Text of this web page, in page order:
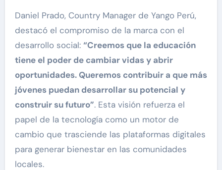
Daniel Prado, Country Manager de Yango Perú,
destacó el compromiso de la marca con el
desarrollo social: “Creemos que la educación
tiene el poder de cambiar vidas y abrir
oportunidades. Queremos contribuir a que más
jóvenes puedan desarrollar su potencial y
construir su futuro”. Esta visión refuerza el
papel de la tecnología como un motor de
cambio que trasciende las plataformas digitales
para generar bienestar en las comunidades
locales.